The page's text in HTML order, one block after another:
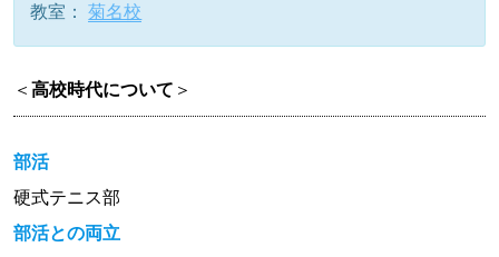
教室：
菊名校
＜ 高校時代について ＞
部活
硬式テニス部
部活との両立